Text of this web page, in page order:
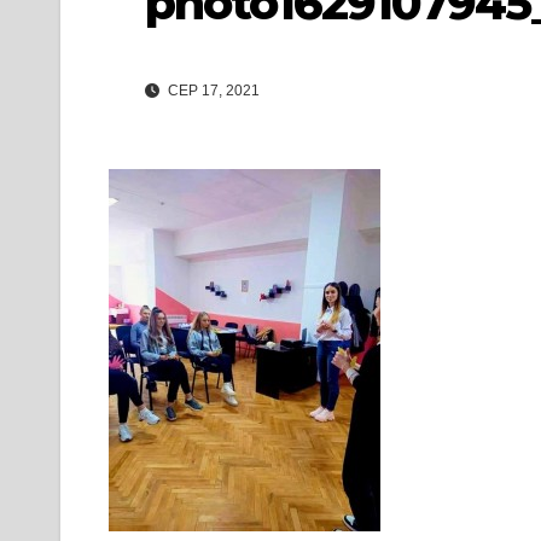
СЕР 17, 2021